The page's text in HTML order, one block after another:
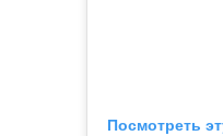
Посмотреть